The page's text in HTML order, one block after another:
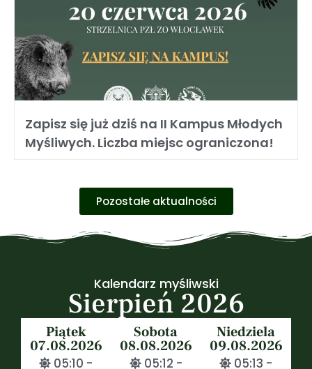
Zapisz się już dziś na II Kampus Młodych
Myśliwych. Liczba miejsc ograniczona!
Pozostałe aktualności
Kalendarz myśliwski
Sierpień 2026
Piątek
07.08.2026
05:10 -
Sobota
08.08.2026
05:12 -
Niedziela
09.08.2026
05:13 -